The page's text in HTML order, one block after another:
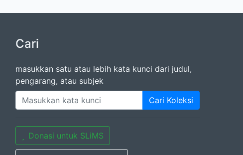
Cari
masukkan satu atau lebih kata kunci dari judul,
pengarang, atau subjek
Cari Koleksi
Donasi untuk SLiMS